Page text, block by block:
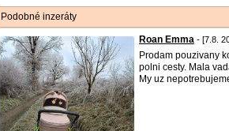
Podobné inzeráty
Roan Emma - [7.8.
Prodam pouzivany
polni cesty. Mala
My uz